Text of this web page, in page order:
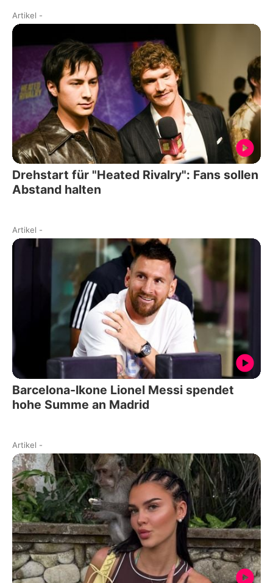
Artikel -
Drehstart für "Heated Rivalry": Fans sollen
Abstand halten
Artikel -
Barcelona-Ikone Lionel Messi spendet
hohe Summe an Madrid
Artikel -